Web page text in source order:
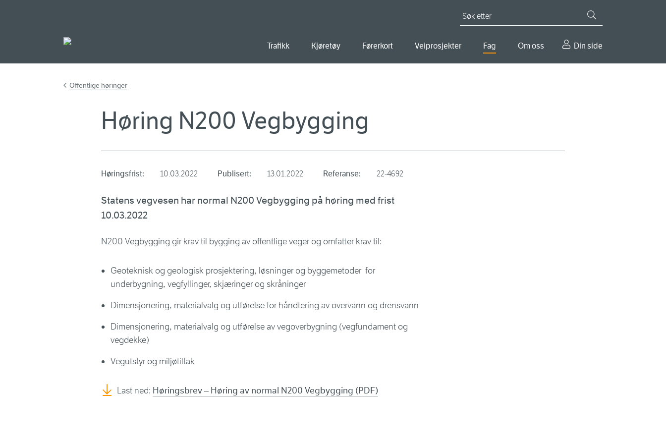
Trafikk Kjøretøy Førerkort Veiprosjekter Fag Om oss Din side
Offentlige høringer
Høring N200 Vegbygging
Høringsfrist: 10.03.2022 Publisert: 13.01.2022 Referanse: 22-4692
Statens vegvesen har normal N200 Vegbygging på høring med frist
10.03.2022
N200 Vegbygging gir krav til bygging av offentlige veger og omfatter krav til:
Geoteknisk og geologisk prosjektering, løsninger og byggemetoder for
underbygning, vegfyllinger, skjæringer og skråninger
Dimensjonering, materialvalg og utførelse for håndtering av overvann og drensvann
Dimensjonering, materialvalg og utførelse av vegoverbygning (vegfundament og
vegdekke)
Vegutstyr og miljøtiltak
Last ned: Høringsbrev – Høring av normal N200 Vegbygging (PDF)